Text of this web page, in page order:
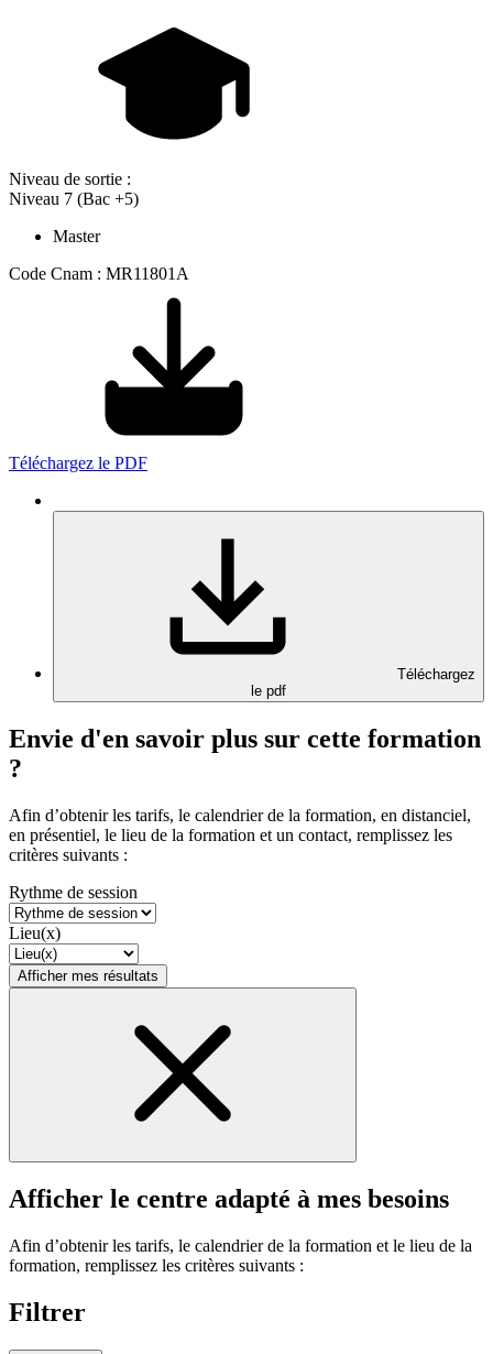
Niveau de sortie :
Niveau 7 (Bac +5)
Master
Code Cnam : MR11801A
Téléchargez le PDF
Téléchargez
le pdf
Envie d'en savoir plus sur cette formation
?
Afin d’obtenir les tarifs, le calendrier de la formation, en distanciel,
en présentiel, le lieu de la formation et un contact, remplissez les
critères suivants :
Rythme de session
Lieu(x)
Afficher mes résultats
Afficher le centre adapté à mes besoins
Afin d’obtenir les tarifs, le calendrier de la formation et le lieu de la
formation, remplissez les critères suivants :
Filtrer